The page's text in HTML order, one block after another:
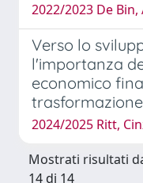
2022/2023 De
Verso lo
l'importanza
economico
2024/2025 Ritt,
Mostrati risultati
14 di 14